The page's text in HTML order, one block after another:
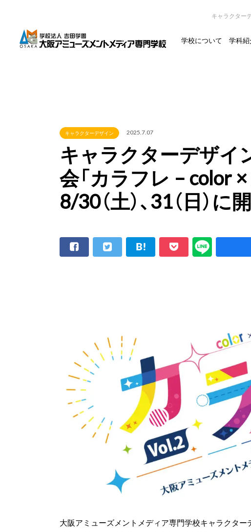
学校について 学科
キャラクター
キャラクターデザイン 2025.7.07
キャラクターデザイ
会「カラフレ – color
8/30（土）、31（日）に
大阪アミューズメントメディア専門学校キャラクタ